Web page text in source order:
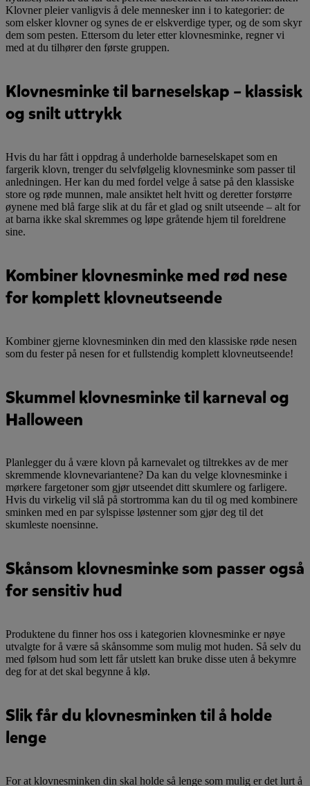
Klovner pleier vanligvis å dele mennesker inn i to kategorier: de
som elsker klovner og synes de er elskverdige typer, og de som skyr
dem som pesten. Ettersom du leter etter klovnesminke, regner vi
med at du tilhører den første gruppen.
Klovnesminke til barneselskap – klassisk
og snilt uttrykk
Hvis du har fått i oppdrag å underholde barneselskapet som en
fargerik klovn, trenger du selvfølgelig klovnesminke som passer til
anledningen. Her kan du med fordel velge å satse på den klassiske
store og røde munnen, male ansiktet helt hvitt og deretter forstørre
øynene med blå farge slik at du får et glad og snilt utseende – alt for
at barna ikke skal skremmes og løpe gråtende hjem til foreldrene
sine.
Kombiner klovnesminke med rød nese
for komplett klovneutseende
Kombiner gjerne klovnesminken din med den klassiske røde nesen
som du fester på nesen for et fullstendig komplett klovneutseende!
Skummel klovnesminke til karneval og
Halloween
Planlegger du å være klovn på karnevalet og tiltrekkes av de mer
skremmende klovnevariantene? Da kan du velge klovnesminke i
mørkere fargetoner som gjør utseendet ditt skumlere og farligere.
Hvis du virkelig vil slå på stortromma kan du til og med kombinere
sminken med en par sylspisse løstenner som gjør deg til det
skumleste noensinne.
Skånsom klovnesminke som passer også
for sensitiv hud
Produktene du finner hos oss i kategorien klovnesminke er nøye
utvalgte for å være så skånsomme som mulig mot huden. Så selv du
med følsom hud som lett får utslett kan bruke disse uten å bekymre
deg for at det skal begynne å klø.
Slik får du klovnesminken til å holde
lenge
For at klovnesminken din skal holde så lenge som mulig er det lurt å